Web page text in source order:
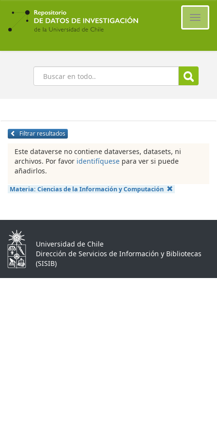
Ir
contenido
principal
Buscar
Filtrar resultados
Este dataverse no contiene dataverses, datasets, ni
archivos. Por favor identifíquese para ver si puede
añadirlos.
Materia: Ciencias de la Información y Computación
Universidad de Chile
Dirección de Servicios de Información y Bibliotecas
(SISIB)